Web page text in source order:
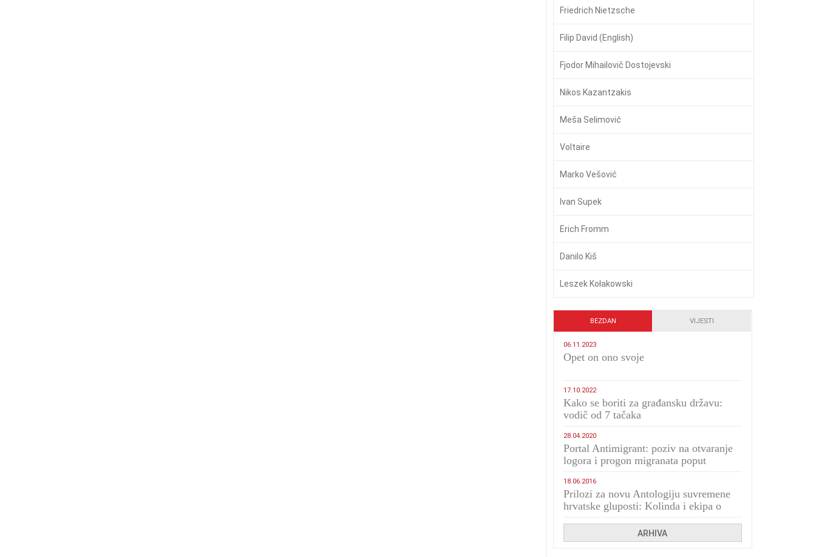
Friedrich Nietzsche
Filip David (English)
Fjodor Mihailovič Dostojevski
Nikos Kazantzakis
Meša Selimović
Voltaire
Marko Vešović
Ivan Supek
Erich Fromm
Danilo Kiš
Leszek Kołakowski
BEZDAN VIJESTI
06.11.2023
​Opet on ono svoje
17.10.2022
Kako se boriti za građansku državu:
vodič od 7 tačaka
28.04.2020
Portal Antimigrant: poziv na otvaranje
logora i progon migranata poput
18.06.2016
Prilozi za novu Antologiju suvremene
hrvatske gluposti: Kolinda i ekipa o
ARHIVA